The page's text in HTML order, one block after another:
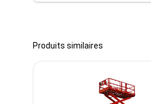
Produits similaires